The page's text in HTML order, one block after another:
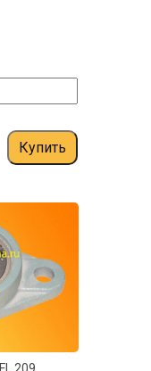
Купить